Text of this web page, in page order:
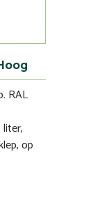
RAL
op